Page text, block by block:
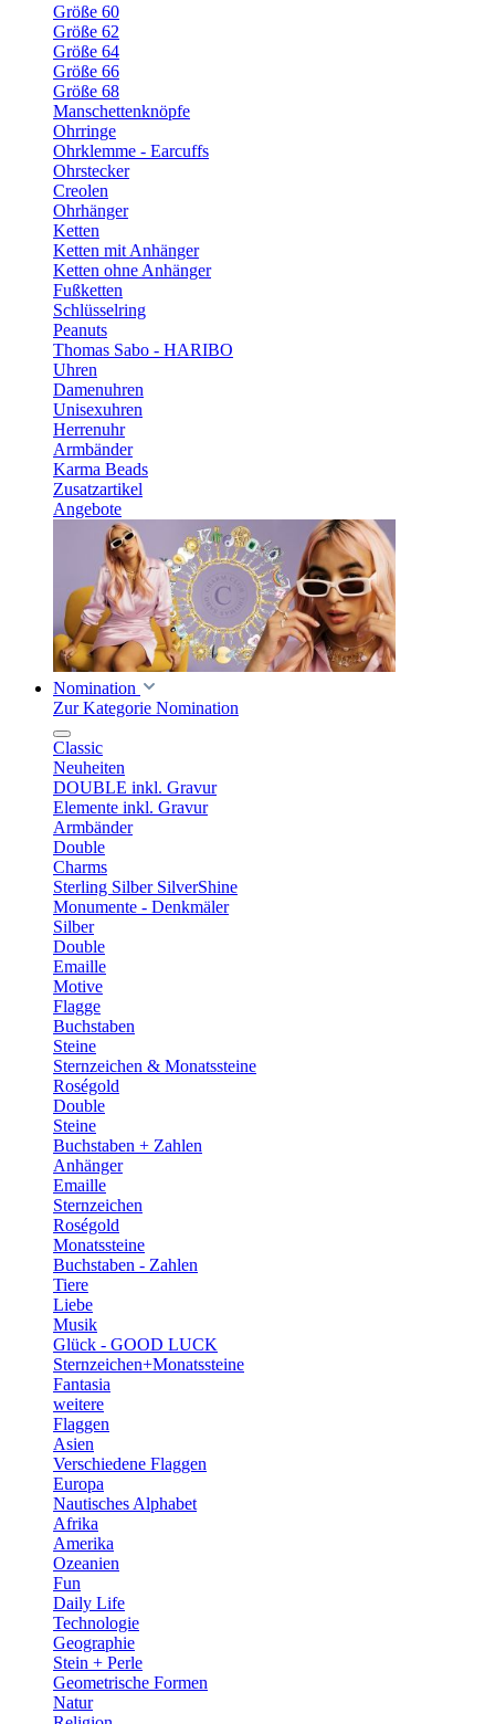
Größe 60
Größe 62
Größe 64
Größe 66
Größe 68
Manschettenknöpfe
Ohrringe
Ohrklemme - Earcuffs
Ohrstecker
Creolen
Ohrhänger
Ketten
Ketten mit Anhänger
Ketten ohne Anhänger
Fußketten
Schlüsselring
Peanuts
Thomas Sabo - HARIBO
Uhren
Damenuhren
Unisexuhren
Herrenuhr
Armbänder
Karma Beads
Zusatzartikel
Angebote
Nomination
Zur Kategorie Nomination
Classic
Neuheiten
DOUBLE inkl. Gravur
Elemente inkl. Gravur
Armbänder
Double
Charms
Sterling Silber SilverShine
Monumente - Denkmäler
Silber
Double
Emaille
Motive
Flagge
Buchstaben
Steine
Sternzeichen & Monatssteine
Roségold
Double
Steine
Buchstaben + Zahlen
Anhänger
Emaille
Sternzeichen
Roségold
Monatssteine
Buchstaben - Zahlen
Tiere
Liebe
Musik
Glück - GOOD LUCK
Sternzeichen+Monatssteine
Fantasia
weitere
Flaggen
Asien
Verschiedene Flaggen
Europa
Nautisches Alphabet
Afrika
Amerika
Ozeanien
Fun
Daily Life
Technologie
Geographie
Stein + Perle
Geometrische Formen
Natur